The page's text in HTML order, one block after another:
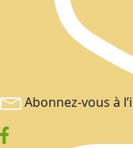
Abonnez-vous à